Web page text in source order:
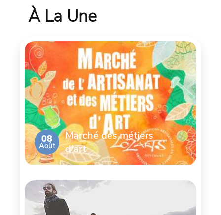
À La Une
08
Août
Marché des métiers
d'art